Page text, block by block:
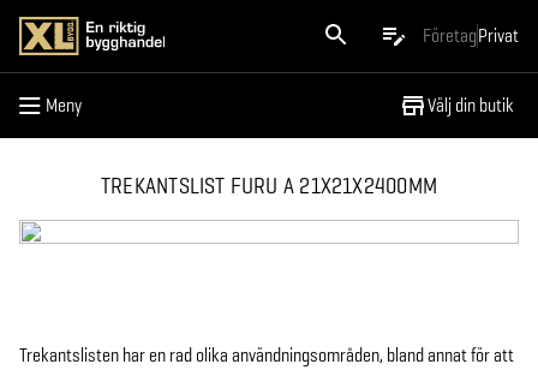
FöretagPrivat
Meny Välj din butik
Meny
TREKANTSLIST FURU A 21X21X2400MM
Trekantslisten har en rad olika användningsområden, bland annat för att